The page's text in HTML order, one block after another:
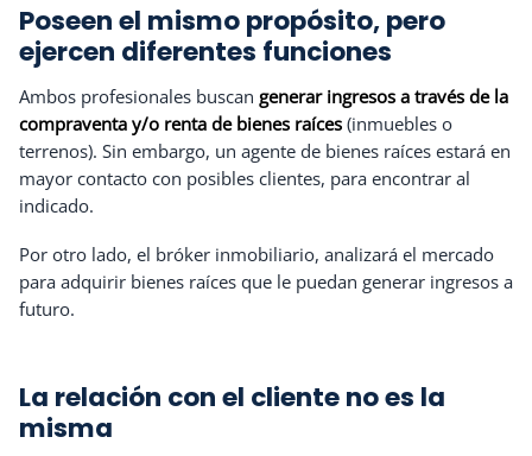
Poseen el mismo propósito, pero
ejercen diferentes funciones
Ambos profesionales buscan generar ingresos a través de la
compraventa y/o renta de bienes raíces (inmuebles o
terrenos). Sin embargo, un agente de bienes raíces estará en
mayor contacto con posibles clientes, para encontrar al
indicado.
Por otro lado, el bróker inmobiliario, analizará el mercado
para adquirir bienes raíces que le puedan generar ingresos a
futuro.
La relación con el cliente no es la
misma